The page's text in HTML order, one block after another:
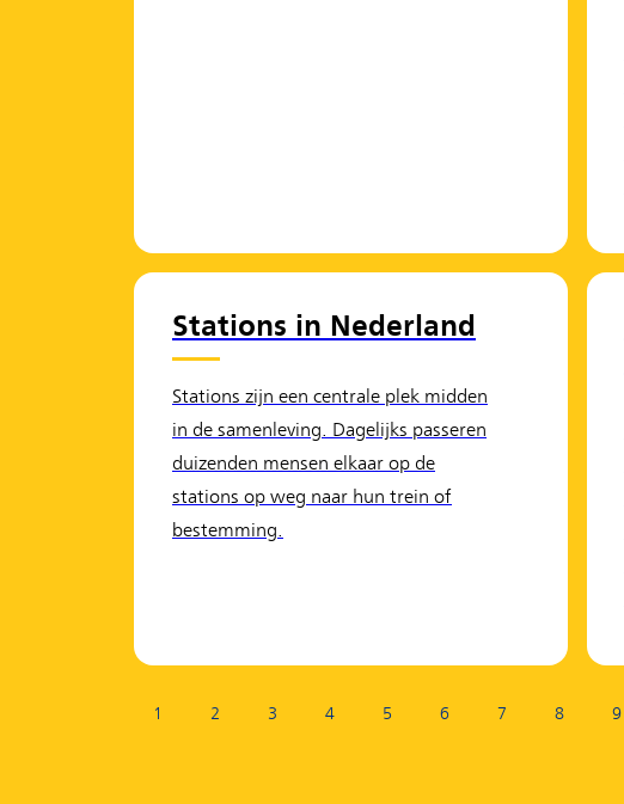
Stations in Nederland
Stations zijn een centrale plek midden
in de samenleving. Dagelijks passeren
duizenden mensen elkaar op de
stations op weg naar hun trein of
bestemming.
1 2 3 4 5 6 7 8 9